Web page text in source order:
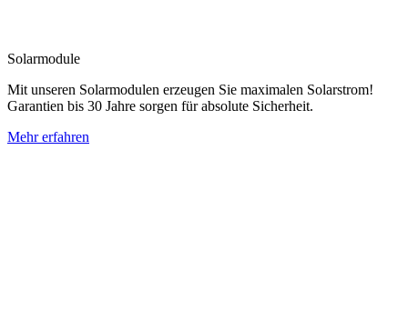
Solarmodule
Mit unseren Solarmodulen erzeugen Sie maximalen Solarstrom!
Garantien bis 30 Jahre sorgen für absolute Sicherheit.
Mehr erfahren